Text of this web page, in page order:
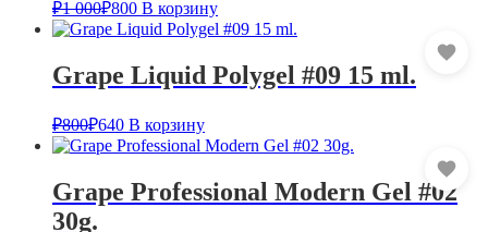
₽1 000₽800 В корзину
Grape Liquid Polygel #09 15 ml.
₽800₽640 В корзину
Grape Professional Modern Gel #02
30g.